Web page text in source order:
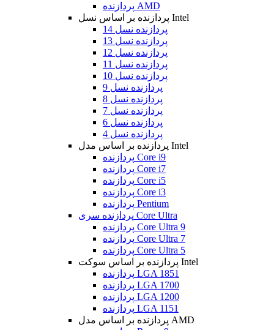
پردازنده AMD
پردازنده بر اساس نسل Intel
پردازنده نسل 14
پردازنده نسل 13
پردازنده نسل 12
پردازنده نسل 11
پردازنده نسل 10
پردازنده نسل 9
پردازنده نسل 8
پردازنده نسل 7
پردازنده نسل 6
پردازنده نسل 4
پردازنده بر اساس مدل Intel
پردازنده Core i9
پردازنده Core i7
پردازنده Core i5
پردازنده Core i3
پردازنده Pentium
پردازنده سری Core Ultra
پردازنده Core Ultra 9
پردازنده Core Ultra 7
پردازنده Core Ultra 5
پردازنده بر اساس سوکت Intel
پردازنده LGA 1851
پردازنده LGA 1700
پردازنده LGA 1200
پردازنده LGA 1151
پردازنده بر اساس مدل AMD